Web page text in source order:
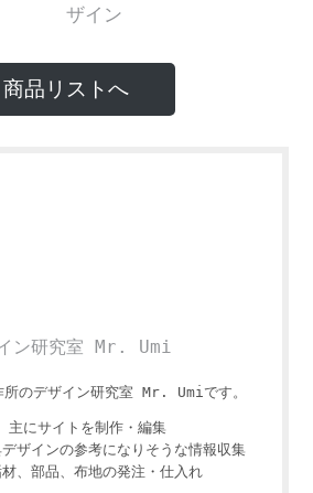
商品リストへ
ン研究室 Mr. Umi
のデザイン研究室 Mr. Umiです。
主にサイトを制作・編集
ザインの参考になりそうな情報収集
、部品、布地の発注・仕入れ